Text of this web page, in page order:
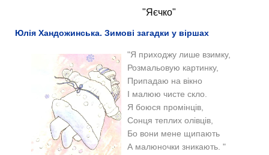
"Яєчко"
Юлія Хандожинська. Зимові загадки у віршах
"Я приходжу лише взимку,
Розмальовую картинку,
Припадаю на вікно
І малюю чисте скло.
Я боюся промінців,
Сонця теплих олівців,
Бо вони мене щипають
А малюночки зникають. "